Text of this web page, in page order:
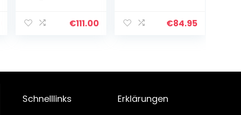
Fesselndes €111.00
Monitor
€84.95
Schnelllinks Erklärungen